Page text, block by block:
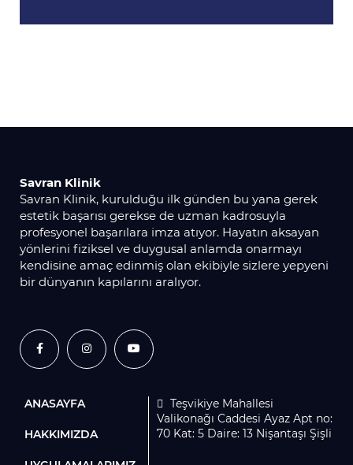
Savran Klinik
Savran Klinik, kurulduğu ilk günden bu yana gerek
estetik başarısı gerekse de uzman kadrosuyla
profesyonel başarılara imza atıyor. Hayatın aksayan
yönlerini fiziksel ve duygusal anlamda onarmayı
kendisine amaç edinmiş olan ekibiyle sizlere yepyeni
bir dünyanın kapılarını aralıyor.
ANASAYFA
HAKKIMIZDA
Teşvikiye Mahallesi
Valikonağı Caddesi Ayaz Apt no:
70 Kat: 5 Daire: 13 Nişantaşı Şişli